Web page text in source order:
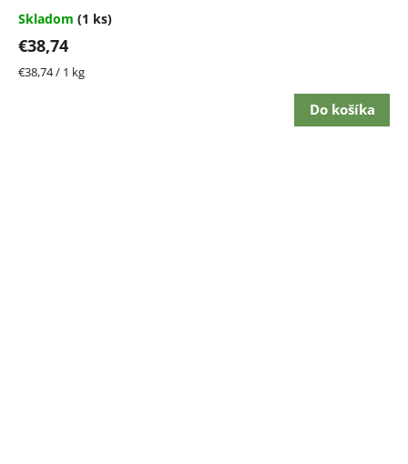
Skladom (1 ks)
€38,74
Jednotková
€38,74 / 1 kg
Do košíka